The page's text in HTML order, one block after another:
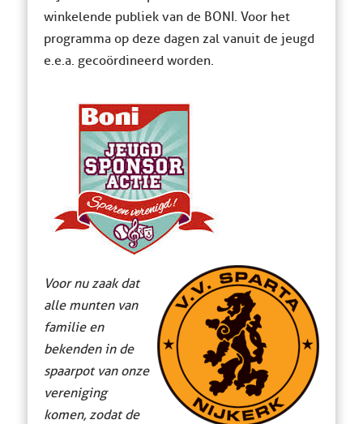
winkelende publiek van de BONI. Voor het
programma op deze dagen zal vanuit de jeugd
e.e.a. gecoördineerd worden.
Voor nu zaak dat
alle munten van
familie en
bekenden in de
spaarpot van onze
vereniging
komen, zodat de